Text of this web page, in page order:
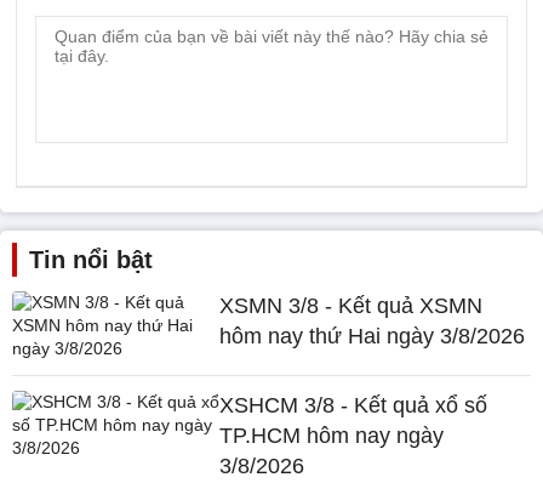
Tin nổi bật
XSMN 3/8 - Kết quả XSMN
hôm nay thứ Hai ngày 3/8/2026
XSHCM 3/8 - Kết quả xổ số
TP.HCM hôm nay ngày
3/8/2026